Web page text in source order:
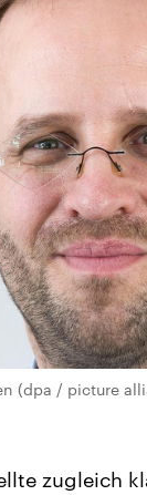
(dpa / picture
zugleich